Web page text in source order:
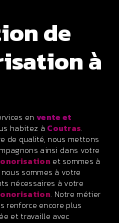
à
en vente et
habitez à Coutras.
de qualité, nous mettons
ainsi dans votre
et sommes à
nous sommes à votre
nécessaires à votre
. Notre métier
renforce encore plus
et travaille avec